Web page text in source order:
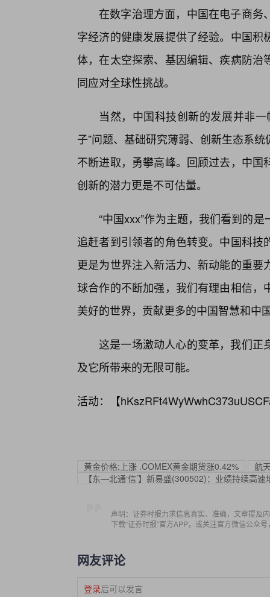
在数字治理方面，中国在电子商务
字经济的健康发展提供了经验。中国
体，在太空探索、基因编辑、疾病防
同应对全球性挑战。
当然，中国科技创新的发展并非
子”问题、基础研究薄弱、创新生态系
不断进取，勇攀高峰。回顾过去，中
创新的潜力更是不可估量。
“中国xxx”作为主题，我们看到的
追赶者到引领者的角色转变。中国科
更是为世界注入新活力、新动能的重
球合作的不断加强，我们有理由相信
美好的世界，贡献更多的中国智慧和中
这是一场激动人心的变革，我们
及它所带来的无限可能。
活动：【
黄金价格;上涨 .COMEX黄金期货涨0.42%
航
【东—北通‘信’】新易盛(300502)：业绩持续高
声明：证券时报力求信息真实、准确，文章提及
下载“证券时报”官方APP，或关注官方微信公众
网友评论
登录后可以发言